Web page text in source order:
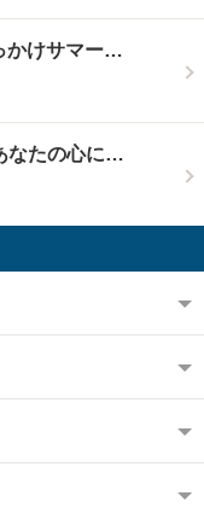
かけサマー…
なたの心に…